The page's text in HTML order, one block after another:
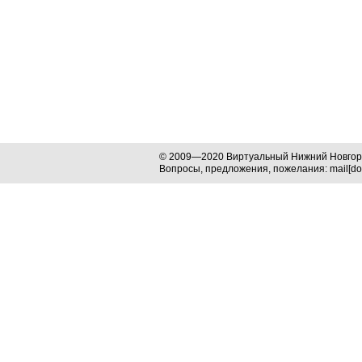
© 2009—2020 Виртуальный Нижний
Вопросы, предложения, пожелания: